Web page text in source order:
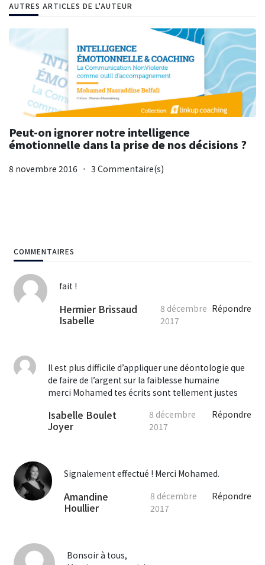
AUTRES ARTICLES DE L'AUTEUR
Peut-on ignorer notre intelligence
émotionnelle dans la prise de nos décisions ?
8 novembre 2016 3 Commentaire(s)
COMMENTAIRES
fait !
Hermier Brissaud
Isabelle
8 décembre
2017
Répondre
Il est plus difficile d’appliquer une déontologie que
de faire de l’argent sur la faiblesse humaine
merci Mohamed tes écrits sont tellement justes
Isabelle Boulet
Joyer
8 décembre
2017
Répondre
Signalement effectué ! Merci Mohamed.
Amandine
Houllier
8 décembre
2017
Répondre
Bonsoir à tous,